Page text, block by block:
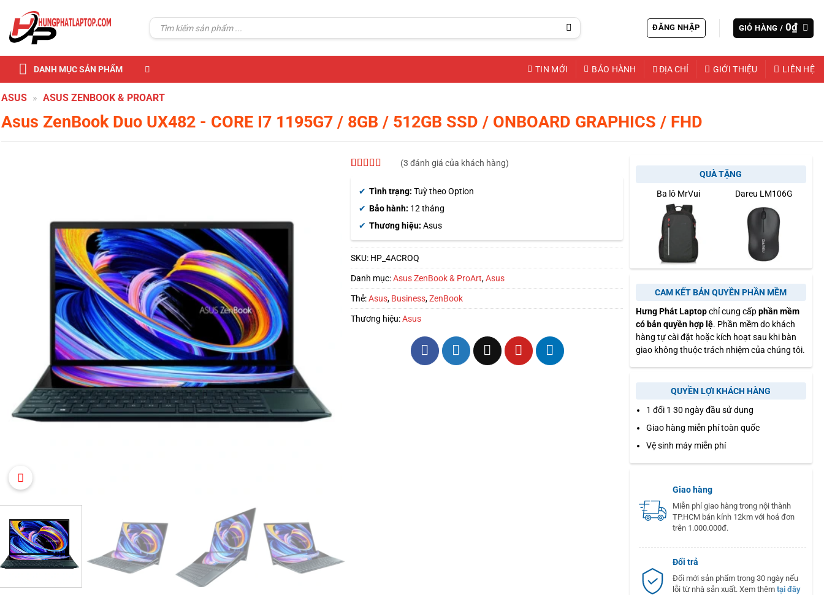
content
Tìm
kiếm:
ĐĂNG NHẬP GIỎ HÀNG / 0₫
DANH MỤC SẢN PHẨM TIN MỚI BẢO HÀNH ĐỊA CHỈ GIỚI THIỆU LIÊN HỆ
ASUS » ASUS ZENBOOK & PROART
Asus ZenBook Duo UX482 - CORE I7 1195G7 / 8GB / 512GB SSD / ONBOARD GRAPHICS / FHD
trên đánh
giá
(3 đánh giá của khách hàng)
Tình trạng: Tuỳ theo Option
Bảo hành: 12 tháng
Thương hiệu: Asus
SKU: HP_4ACROQ
Danh mục:Asus ZenBook & ProArt,Asus
Thẻ:Asus, Business,ZenBook
Thương hiệu:Asus
QUÀ TẶNG
Ba lô MrVui
Dareu LM106G
CAM KẾT BẢN QUYỀN PHẦN MỀM
Hưng Phát Laptopchỉ cung cấpphần mềm
có bản quyền hợp lệ. Phần mềm do khách
hàng tự cài đặt hoặc kích hoạt sau khi bàn
giao không thuộc trách nhiệm của chúng tôi.
QUYỀN LỢI KHÁCH HÀNG
1 đổi 1 30 ngày đầu sử dụng
Giao hàng miễn phí toàn quốc
Vệ sinh máy miễn phí
Giao hàng
Miễn phí giao hàng trong nội thành
TP.HCM bán kính 12km với hoá đơn
trên 1.000.000đ.
Đổi trả
Đổi mới sản phẩm trong 30 ngày nếu
lỗi từ nhà sản xuất. Xem thêm tại đây